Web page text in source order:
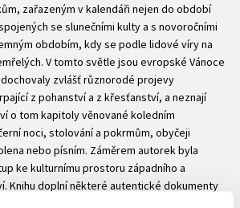
zařazeným v kalendáři nejen do období
se slunečními kulty a s novoročními
obdobím, kdy se podle lidové víry na
V tomto světle jsou evropské Vánoce
zvlášť různorodé projevy
z pohanství a z křesťanství, a neznají
o tom kapitoly věnované koledním
noci, stolování a pokrmům, obyčeji
nebo písním. Záměrem autorek byla
ke kulturnímu prostoru západního a
Knihu doplní některé autentické dokumenty